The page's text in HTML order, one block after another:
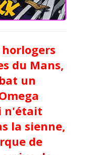
du Mans,
un
n'était
la sienne,
de